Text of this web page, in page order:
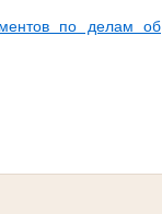
по делам об